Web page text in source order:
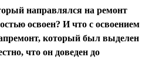
направлялся на ремонт
освоен? И что с освоением
который был выделен
что он доведен до